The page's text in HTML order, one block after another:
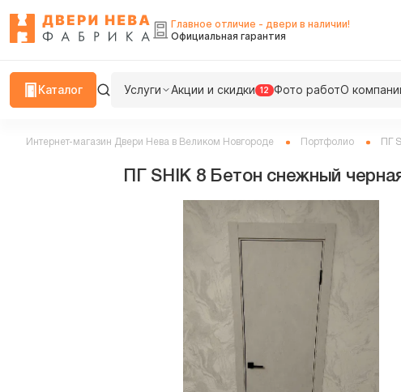
Главное отличие - двери в наличии!
Официальная гарантия
Каталог Услуги Акции и скидки 12 Фото работО
Интернет-магазин Двери Нева в Великом Новгороде Портфолио ПГ
ПГ SHIK 8 Бетон снежный